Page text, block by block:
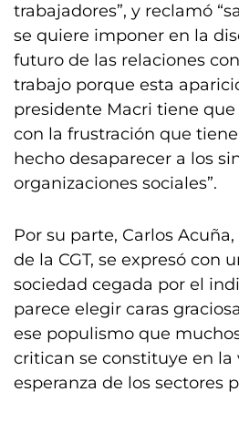
trabajadores”, y reclamó
se quiere imponer en la
futuro de las relaciones
trabajo porque esta
presidente Macri tiene
con la frustración que
hecho desaparecer a los
organizaciones sociales”.
Por su parte, Carlos
de la CGT, se expresó con
sociedad cegada por el
parece elegir caras
ese populismo que
critican se constituye en la
esperanza de los sectores